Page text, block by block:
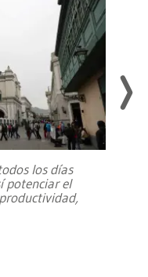
los días
potenciar el